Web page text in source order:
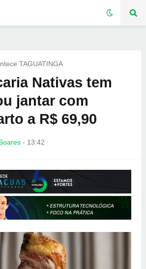
TAGUATINGA
Nativas tem
jantar com
a R$ 69,90
- 13:42